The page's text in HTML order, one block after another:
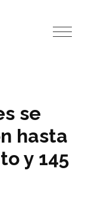
se
hasta
y 145